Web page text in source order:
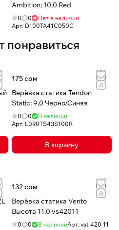
Ambition; 10,0 Red
0 0
Нет в наличии
Арт. D100TA41C050C
понравиться
175 сом
Верёвка статика Tendon
Static; 9,0 Черно/Синяя
0 0
В наличии
Арт. L090TS43S100R
В корзину
132 сом
Верёвка статика Vento
Высота 11.0 vs42011
0 0 В наличииАрт. vst 420 11